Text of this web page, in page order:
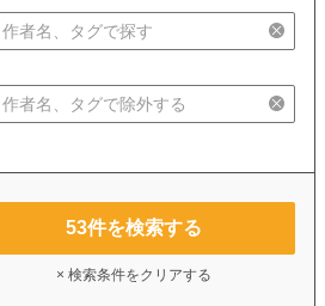
53件を検索する
× 検索条件をクリアする